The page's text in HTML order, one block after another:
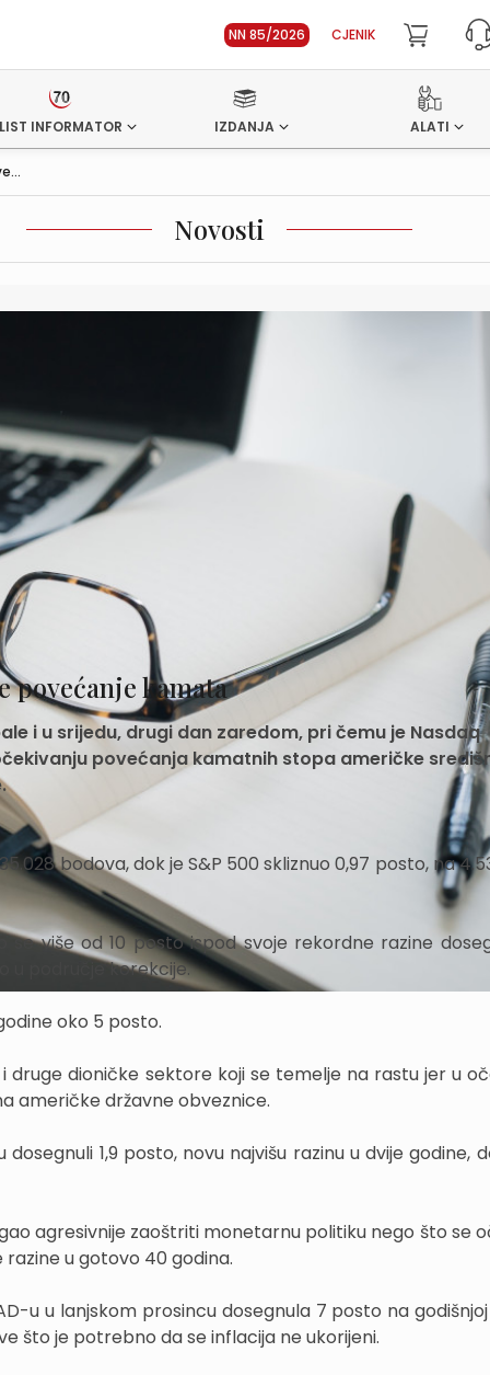
NN 85/2026 CJENIK
INFORMATOR IZDANJA ALATI
Novosti
povećanje kamata
i u srijedu, drugi dan zaredom, pri čemu je Nasdaq
povećanja kamatnih stopa američke
bodova, dok je S&P 500 skliznuo 0,97 posto, na
se više od 10 posto ispod svoje rekordne razine
u područje korekcije.
oko 5 posto.
dioničke sektore koji se temelje na rastu jer u
američke državne obveznice.
1,9 posto, novu najvišu razinu u dvije godine,
agresivnije zaoštriti monetarnu politiku nego što se
razine u gotovo 40 godina.
u u lanjskom prosincu dosegnula 7 posto na
što je potrebno da se inflacija ne ukorijeni.